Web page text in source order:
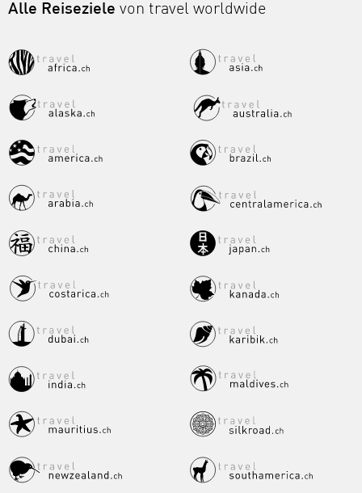
Alle Reiseziele von travel worldwide